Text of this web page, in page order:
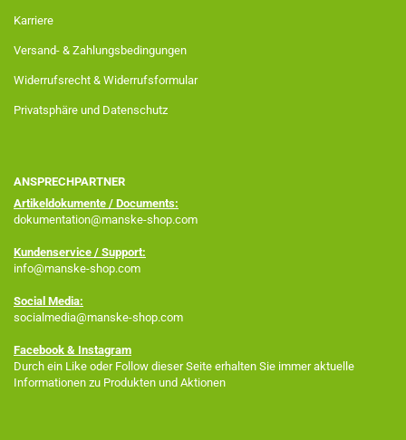
Karriere
Versand- & Zahlungsbedingungen
Widerrufsrecht & Widerrufsformular
Privatsphäre und Datenschutz
ANSPRECHPARTNER
Artikeldokumente / Documents:
dokumentation@manske-shop.com
Kundenservice / Support:
info@manske-shop.com
Social Media:
socialmedia@manske-shop.com
Facebook & Instagram
Durch ein Like oder Follow dieser Seite erhalten Sie immer aktuelle
Informationen zu Produkten und Aktionen